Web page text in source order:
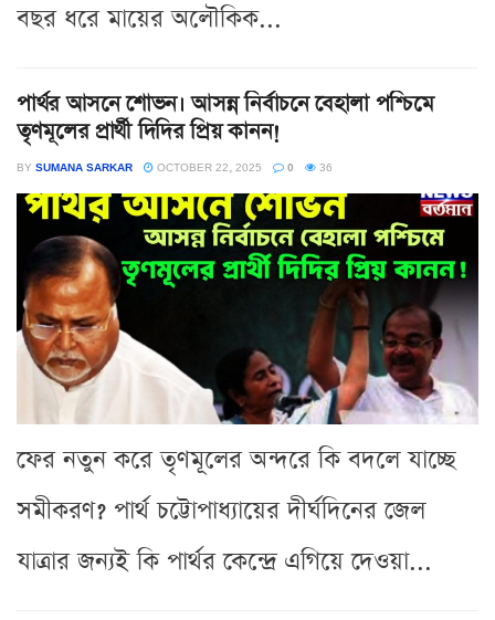
বছর ধরে মায়ের অলৌকিক...
পার্থর আসনে শোভন। আসন্ন নির্বাচনে বেহালা পশ্চিমে
তৃণমূলের প্রার্থী দিদির প্রিয় কানন!
BY SUMANA SARKAR OCTOBER 22, 2025 0 36
ফের নতুন করে তৃণমূলের অন্দরে কি বদলে যাচ্ছে
সমীকরণ? পার্থ চট্টোপাধ্যায়ের দীর্ঘদিনের জেল
যাত্রার জন্যই কি পার্থর কেন্দ্রে এগিয়ে দেওয়া...